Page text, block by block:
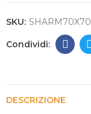
SKU: SHARM70X70
DESCRIZIONE